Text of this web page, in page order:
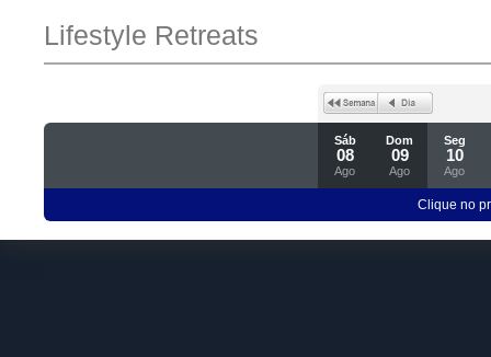
Lifestyle Retreats
Sáb
08
Ago
Dom
09
Ago
Seg
10
Ago
Clique no